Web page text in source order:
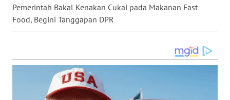
Pemerintah Bakal Kenakan Cukai pada Makanan Fast
Food, Begini Tanggapan DPR
WN
KALTENG
KALTARA